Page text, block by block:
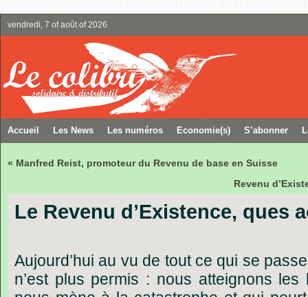
vendredi, 7 of août of 2026
Accueil Les News Les numéros Economie(s) S’abonner
« Manfred Reist, promoteur du Revenu de base en Suisse
Revenu
Le Revenu d’Existence, ques
.
Aujourd’hui au vu de tout ce qui se passe
n’est plus permis : nous atteignons les